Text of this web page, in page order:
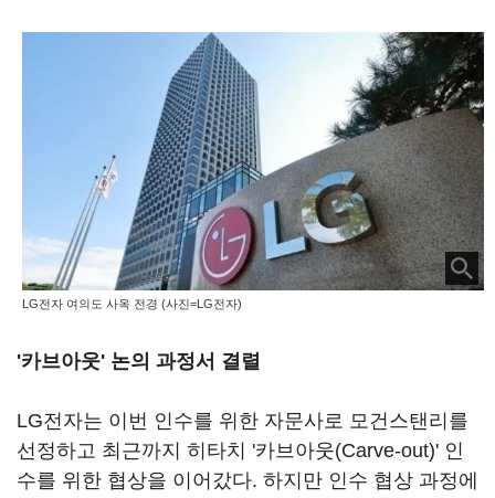
LG전자 여의도 사옥 전경 (사진=LG전자)
'카브아웃' 논의 과정서 결렬
LG전자는 이번 인수를 위한 자문사로 모건스탠리를
선정하고 최근까지 히타치 '카브아웃(Carve-out)' 인
수를 위한 협상을 이어갔다. 하지만 인수 협상 과정에